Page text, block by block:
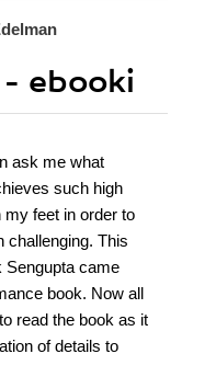
ebooki
ask me what
such high
feet in order to
challenging. This
Sengupta came
book. Now all
read the book as it
of details to